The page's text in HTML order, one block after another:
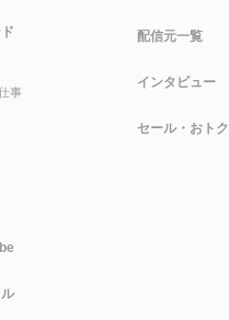
事
配信元一覧
インタビュー
セール・おトク